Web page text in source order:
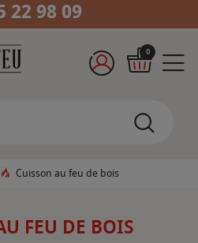
22 98 09
0
Cuisson au feu de bois
FEU DE BOIS